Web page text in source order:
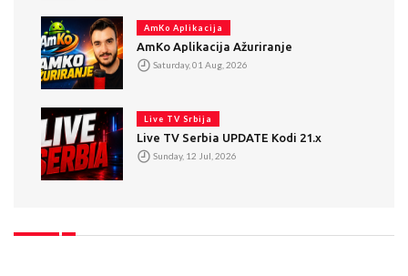
AmKo Aplikacija
AmKo Aplikacija Ažuriranje
Saturday, 01 Aug, 2026
Live TV Srbija
Live TV Serbia UPDATE Kodi 21.x
Sunday, 12 Jul, 2026